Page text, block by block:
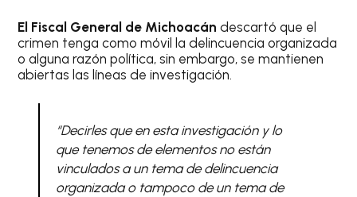
El Fiscal General de Michoacándescartó que el
crimen tenga como móvil la delincuencia organizada
o alguna razón política, sin embargo, se mantienen
abiertas las líneas de investigación.
“Decirles que en esta investigación y lo
que tenemos de elementos no están
vinculados a un tema de delincuencia
organizada o tampoco de un tema de